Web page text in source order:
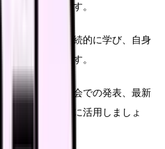
ことが重要です。
学の知識を継続的に学び、自身
が求められます。
参加、関連学会での発表、最新
機会を積極的に活用しましょ